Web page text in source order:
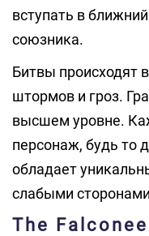
вступать в
союзника.
Битвы происходят
штормов и гроз.
высшем уровне.
персонаж, будь то
обладает
слабыми
The